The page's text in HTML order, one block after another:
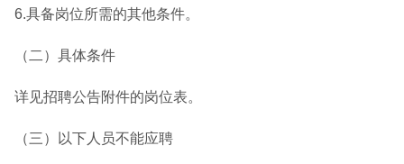
6.具备岗位所需的其他条件。
（二）具体条件
详见招聘公告附件的岗位表。
（三）以下人员不能应聘